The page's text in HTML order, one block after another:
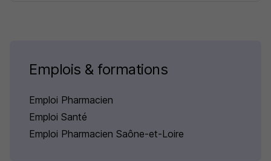
Emplois & formations
Emploi Pharmacien
Emploi Santé
Emploi Pharmacien Saône-et-Loire